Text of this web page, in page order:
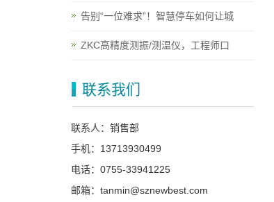
告别“一位难求”！智慧停车如何让城
ZKC高精度测振/测温仪，工程师口
联系我们
联系人：销售部
手机：13713930499
电话：0755-33941225
邮箱：tanmin@sznewbest.com